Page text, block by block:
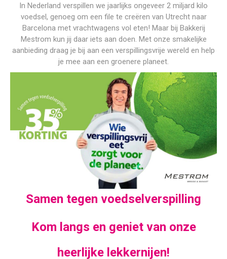
In Nederland verspillen we jaarlijks ongeveer 2 miljard kilo
voedsel, genoeg om een file te creëren van Utrecht naar
Barcelona met vrachtwagens vol eten! Maar bij Bakkerij
Mestrom kun jij daar iets aan doen. Met onze smakelijke
aanbieding draag je bij aan een verspillingsvrije wereld en help
je mee aan een groenere planeet.
Samen tegen voedselverspilling
Kom langs en geniet van onze
heerlijke lekkernijen!